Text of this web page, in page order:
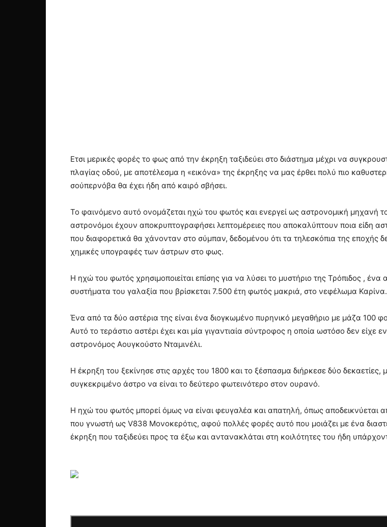
Ετσι μερικές φορές το φως από την έκρηξη ταξιδεύει στο διάστημα μέχρι να
πλαγίας οδού, με αποτέλεσμα η «εικόνα» της έκρηξης να μας έρθει πολύ πιο
σούπερνόβα θα έχει ήδη από καιρό σβήσει.
Το φαινόμενο αυτό ονομάζεται ηχώ του φωτός και ενεργεί ως αστρονομική μηχανή
αστρονόμοι έχουν αποκρυπτογραφήσει λεπτομέρειες που αποκαλύπτουν ποια είδη
που διαφορετικά θα χάνονταν στο σύμπαν, δεδομένου ότι τα τηλεσκόπια της εποχής
χημικές υπογραφές των άστρων στο φως.
Η ηχώ του φωτός χρησιμοποιείται επίσης για να λύσει το μυστήριο της Τρόπιδος ,
συστήματα του γαλαξία που βρίσκεται 7.500 έτη φωτός μακριά, στο νεφέλωμα Καρίνα.
Ένα από τα δύο αστέρια της είναι ένα διογκωμένο πυρηνικό μεγαθήριο με μάζα 100
Αυτό το τεράστιο αστέρι έχει και μία γιγαντιαία σύντροφος η οποία ωστόσο δεν είχε
αστρονόμος Αουγκούστο Νταμινέλι.
Η έκρηξη του ξεκίνησε στις αρχές του 1800 και το ξέσπασμα διήρκεσε δύο
συγκεκριμένο άστρο να είναι το δεύτερο φωτεινότερο στον ουρανό.
Η ηχώ του φωτός μπορεί όμως να είναι φευγαλέα και απατηλή, όπως αποδεικνύεται
που γνωστή ως V838 Μονοκερότις, αφού πολλές φορές αυτό που μοιάζει με ένα
έκρηξη που ταξιδεύει προς τα έξω και αντανακλάται στη κοιλότητες του ήδη